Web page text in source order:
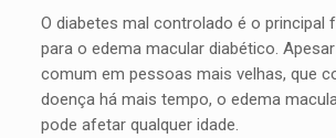
O diabetes mal controlado é o principal
para o edema macular diabético.
comum em pessoas mais velhas, que
doença há mais tempo, o edema
pode afetar qualquer idade.